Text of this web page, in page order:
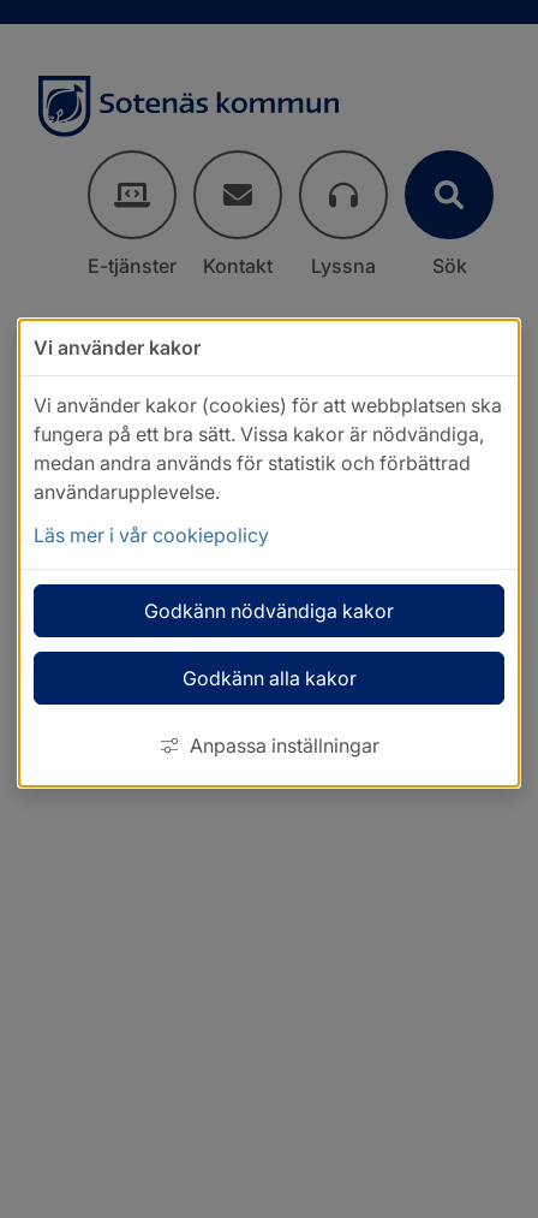
E-tjänster Kontakt Lyssna Sök
Vi använder kakor
Vi använder kakor (cookies) för att webbplatsen ska
fungera på ett bra sätt. Vissa kakor är nödvändiga,
medan andra används för statistik och förbättrad
användarupplevelse.
Läs mer i vår cookiepolicy
Godkänn nödvändiga kakor
Godkänn alla kakor
Anpassa inställningar